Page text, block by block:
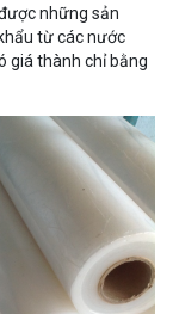
những sản
từ các nước
giá thành chỉ bằng